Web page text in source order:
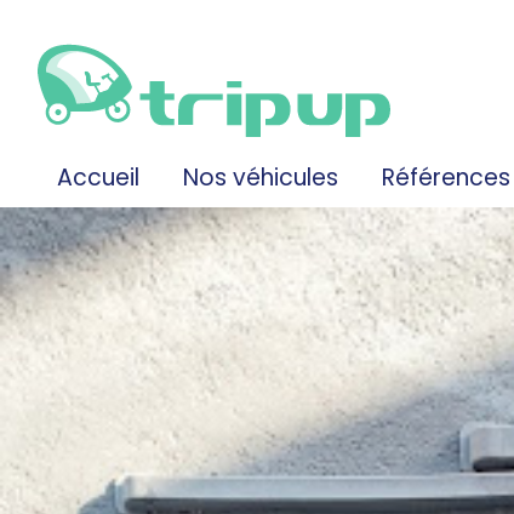
Accueil Nos véhicules Références